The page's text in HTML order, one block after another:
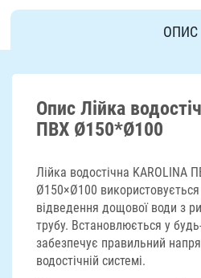
ОПИС
Опис Лійка
ПВХ Ø150*Ø100
Лійка водостічна KAROLINA
Ø150×Ø100
відведення дощової води з
трубу. Встановлюється у
забезпечує правильний
водостічній системі.